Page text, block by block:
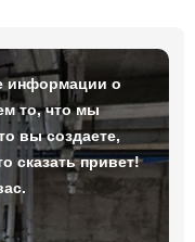
информации о
то, что мы
вы создаете,
сказать привет!